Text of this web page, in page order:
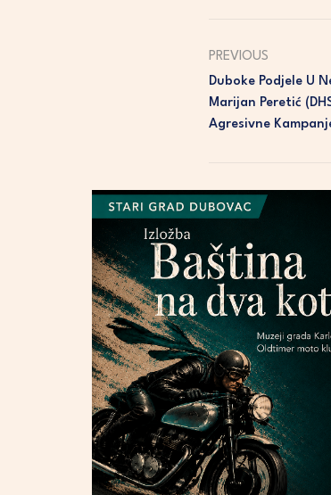
PREVIOUS
Duboke Podjele U
Marijan Peretić
Agresivne